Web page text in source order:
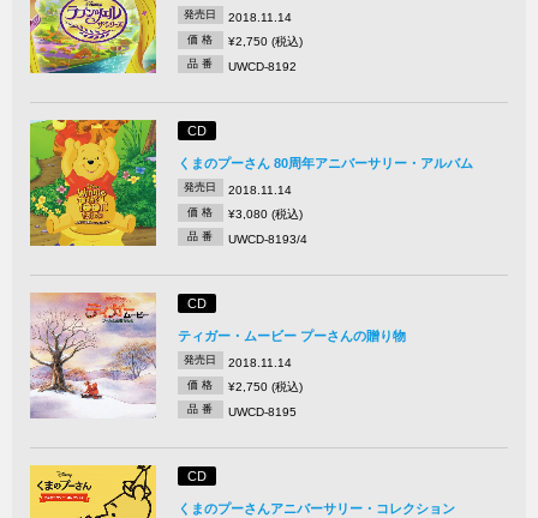
発売日 2018.11.14
価 格 ¥2,750 (税込)
品 番 UWCD-8192
CD
くまのプーさん 80周年アニバーサリー・アルバム
発売日 2018.11.14
価 格 ¥3,080 (税込)
品 番 UWCD-8193/4
CD
ティガー・ムービー プーさんの贈り物
発売日 2018.11.14
価 格 ¥2,750 (税込)
品 番 UWCD-8195
CD
くまのプーさんアニバーサリー・コレクション